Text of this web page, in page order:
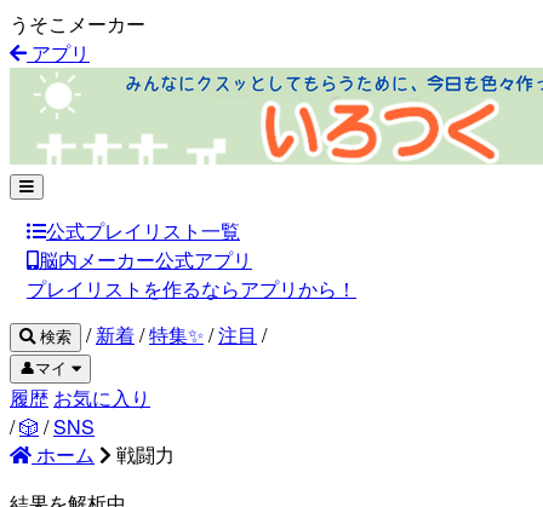
うそこメーカー
アプリ
公式プレイリスト一覧
脳内メーカー公式アプリ
プレイリストを作るならアプリから！
検索 / 新着/特集✨ /注目 /
👤マイ
履歴 お気に入り
/🎲 /SNS
ホーム
戦闘力